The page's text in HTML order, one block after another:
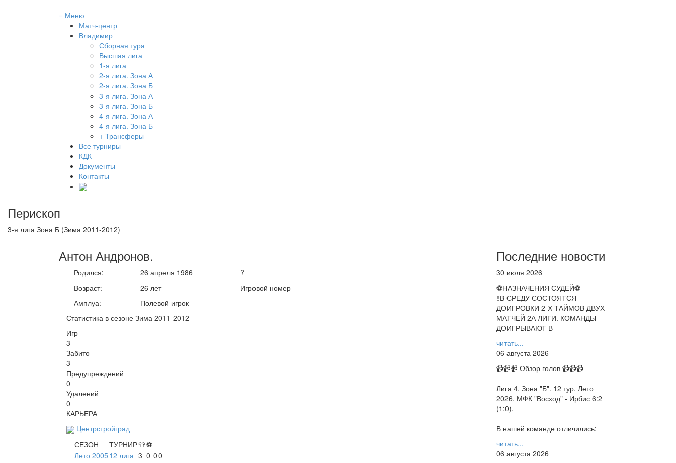
≡ Меню
Матч-центр
Владимир
Сборная тура
Высшая лига
1-я лига
2-я лига. Зона А
2-я лига. Зона Б
3-я лига. Зона А
3-я лига. Зона Б
4-я лига. Зона А
4-я лига. Зона Б
+ Трансферы
Все турниры
КДК
Документы
Контакты
Перископ
3-я лига Зона Б (Зима 2011-2012)
Антон Андронов.
Родился:
Возраст:
Амплуа:
26 апреля 1986
26 лет
Полевой игрок
?
Игровой номер
Статистика в сезоне Зима 2011-2012
Игр
3
Забито
3
Предупреждений
0
Удалений
0
КАРЬЕРА
Центрстройград
СЕЗОН
ТУРНИР👕⚽
Лето 200512 лига 3 0 00
Последние новости
30 июля 2026
⚽НАЗНАЧЕНИЯ СУДЕЙ⚽
‼В СРЕДУ СОСТОЯТСЯ
ДОИГРОВКИ 2-Х ТАЙМОВ ДВУХ
МАТЧЕЙ 2А ЛИГИ. КОМАНДЫ
ДОИГРЫВАЮТ В
читать...
06 августа 2026
📹📹📹 Обзор голов 📹📹📹
Лига 4. Зона "Б". 12 тур. Лето
2026. МФК "Восход" - Ирбис 6:2
(1:0).
В нашей команде отличились:
читать...
06 августа 2026